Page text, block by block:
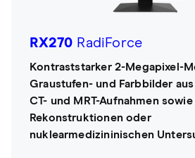
RX270 RadiForce
Kontraststarker 2-Megapixel-
Graustufen- und Farbbilder
CT- und MRT-Aufnahmen sowie
Rekonstruktionen oder
nuklearmedizininischen